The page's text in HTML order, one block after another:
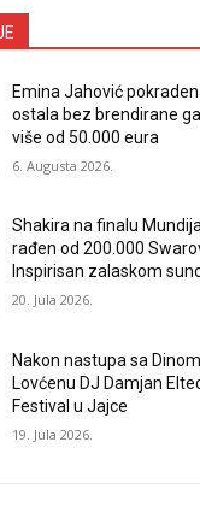
Emina Jahović
ostala bez brendirane
više od 50.000 eura
6. Augusta 2026.
Shakira na finalu
rađen od 200.000
Inspirisan zalaskom
20. Jula 2026.
Nakon nastupa sa
Lovćenu DJ Damjan
Festival u Jajce
19. Jula 2026.